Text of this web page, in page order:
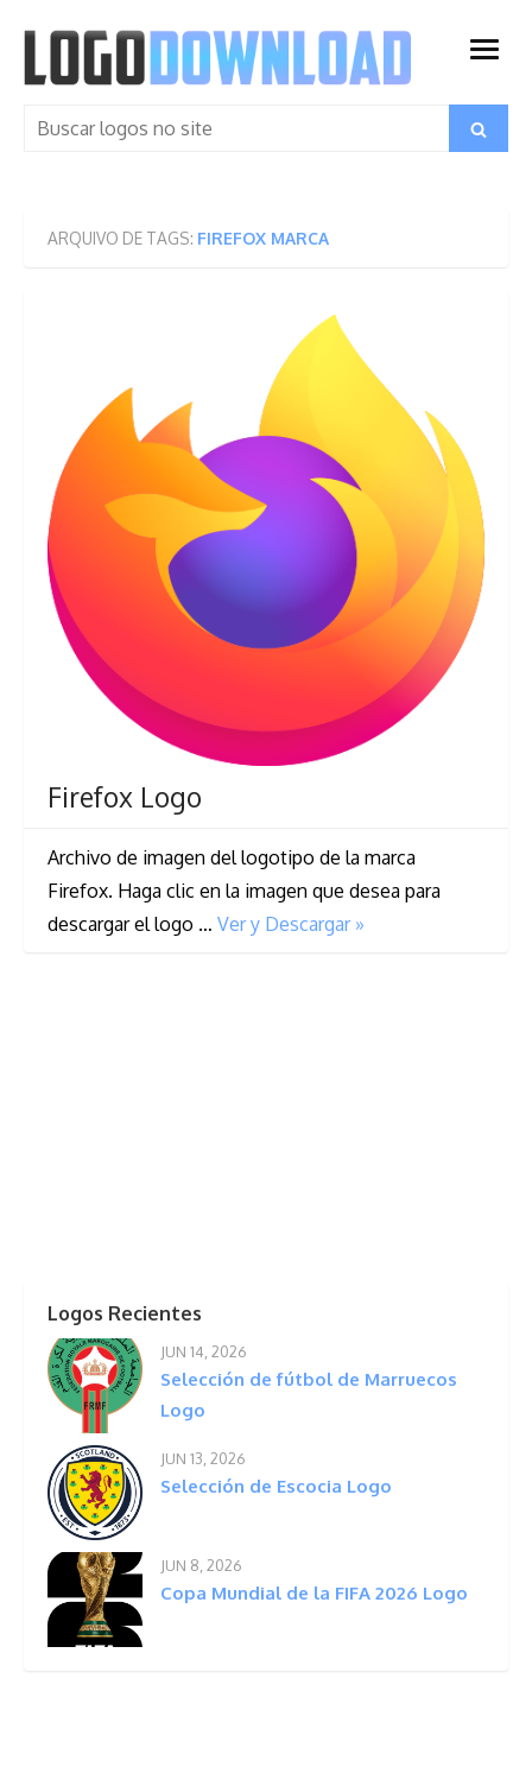
content
open
Search
Search
ARQUIVO DE TAGS: FIREFOX MARCA
Firefox Logo
Archivo de imagen del logotipo de la marca
Firefox. Haga clic en la imagen que desea para
descargar el logo … Ver y Descargar »
Logos Recientes
JUN 14, 2026
Selección de fútbol de Marruecos
Logo
JUN 13, 2026
Selección de Escocia Logo
JUN 8, 2026
Copa Mundial de la FIFA 2026 Logo